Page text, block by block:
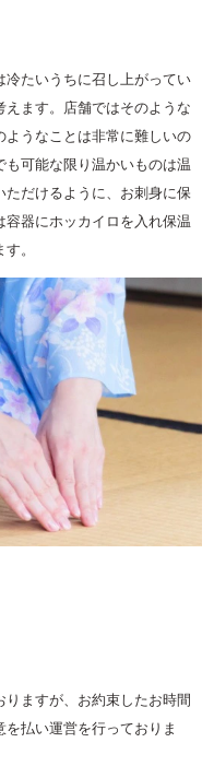
たいうちに召し上がってい
ます。店舗ではそのような
うなことは非常に難しいの
可能な限り温かいものは温
だけるように、お刺身に保
器にホッカイロを入れ保温
。
ますが、お約束したお時間
払い運営を行っておりま